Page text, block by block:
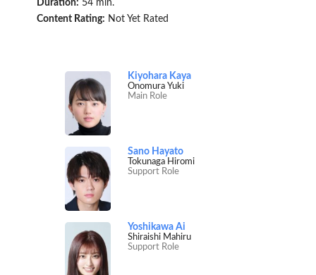
Duration: 54 min.
Content Rating: Not Yet Rated
Kiyohara Kaya
Onomura Yuki
Main Role
Sano Hayato
Tokunaga Hiromi
Support Role
Yoshikawa Ai
Shiraishi Mahiru
Support Role